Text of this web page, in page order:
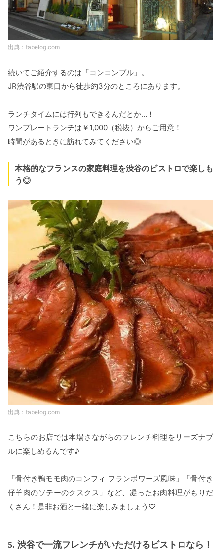
tabelog.com
続いてご紹介するのは「コンコンブル」。
JR渋谷駅の東口から徒歩約3分のところにあります。
ランチタイムには行列もできるんだとか…！
ワンプレートランチは￥1,000（税抜）からご用意！
時間があるときに訪れてみてください◎
本格的なフランスの家庭料理を渋谷のビストロで楽しも
う◎
tabelog.com
こちらのお店では本場さながらのフレンチ料理をリーズナブ
ルに楽しめるんです♪
「骨付き鴨モモ肉のコンフィ フランボワーズ風味」「骨付き
仔羊肉のソテーのクスクス」など、凝ったお肉料理がもりだ
くさん！是非お酒と一緒に楽しみましょう♡
5. 渋谷で一流フレンチがいただけるビストロなら！